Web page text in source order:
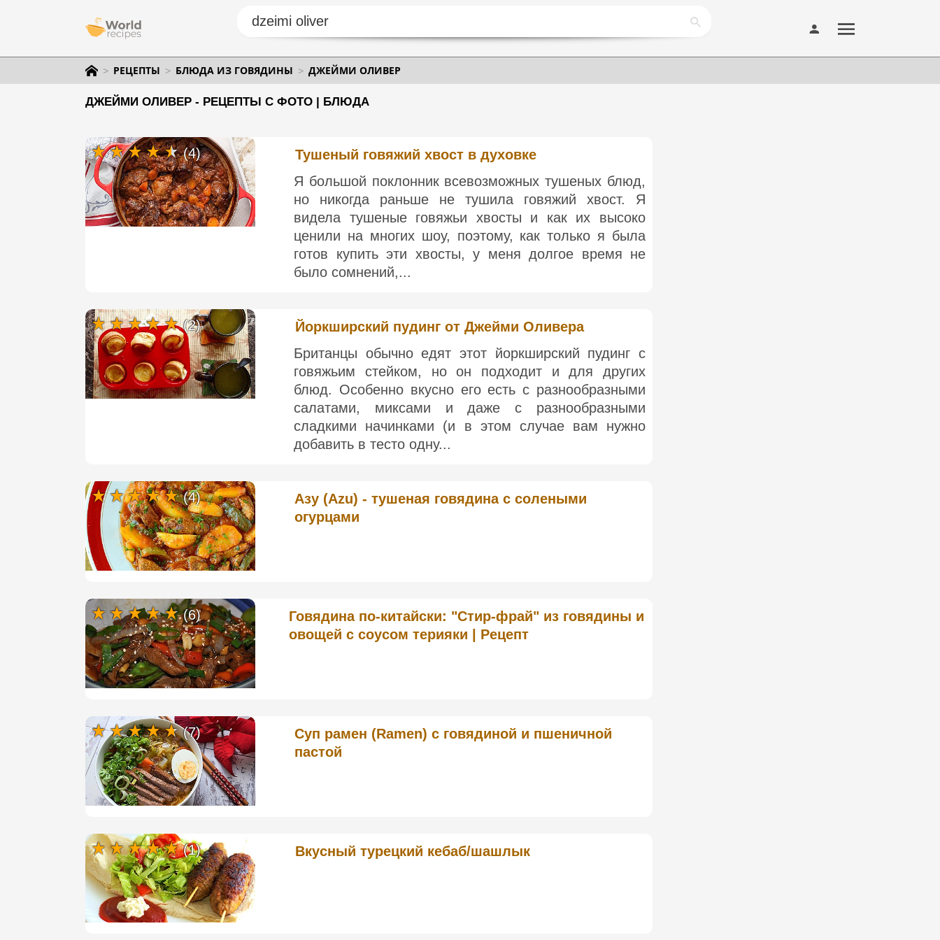
РЕЦЕПТЫ БЛЮДА ИЗ ГОВЯДИНЫ ДЖЕЙМИ ОЛИВЕР
ДЖЕЙМИ ОЛИВЕР - РЕЦЕПТЫ С ФОТО | БЛЮДА
Тушеный говяжий хвост в духовке
Я большой поклонник всевозможных тушеных блюд,
но никогда раньше не тушила говяжий хвост. Я
видела тушеные говяжьи хвосты и как их высоко
ценили на многих шоу, поэтому, как только я была
готов купить эти хвосты, у меня долгое время не
было сомнений,...
(4)
Йоркширский пудинг от Джейми Оливера
Британцы обычно едят этот йоркширский пудинг с
говяжьим стейком, но он подходит и для других
блюд. Особенно вкусно его есть с разнообразными
салатами, миксами и даже с разнообразными
сладкими начинками (и в этом случае вам нужно
добавить в тесто одну...
(2)
Азу (Azu) - тушеная говядина с солеными
огурцами
(4)
Говядина по-китайски: "Стир-фрай" из говядины и
овощей с соусом терияки | Рецепт
(6)
Суп рамен (Ramen) с говядиной и пшеничной
пастой
(7)
Вкусный турецкий кебаб/шашлык
(1)